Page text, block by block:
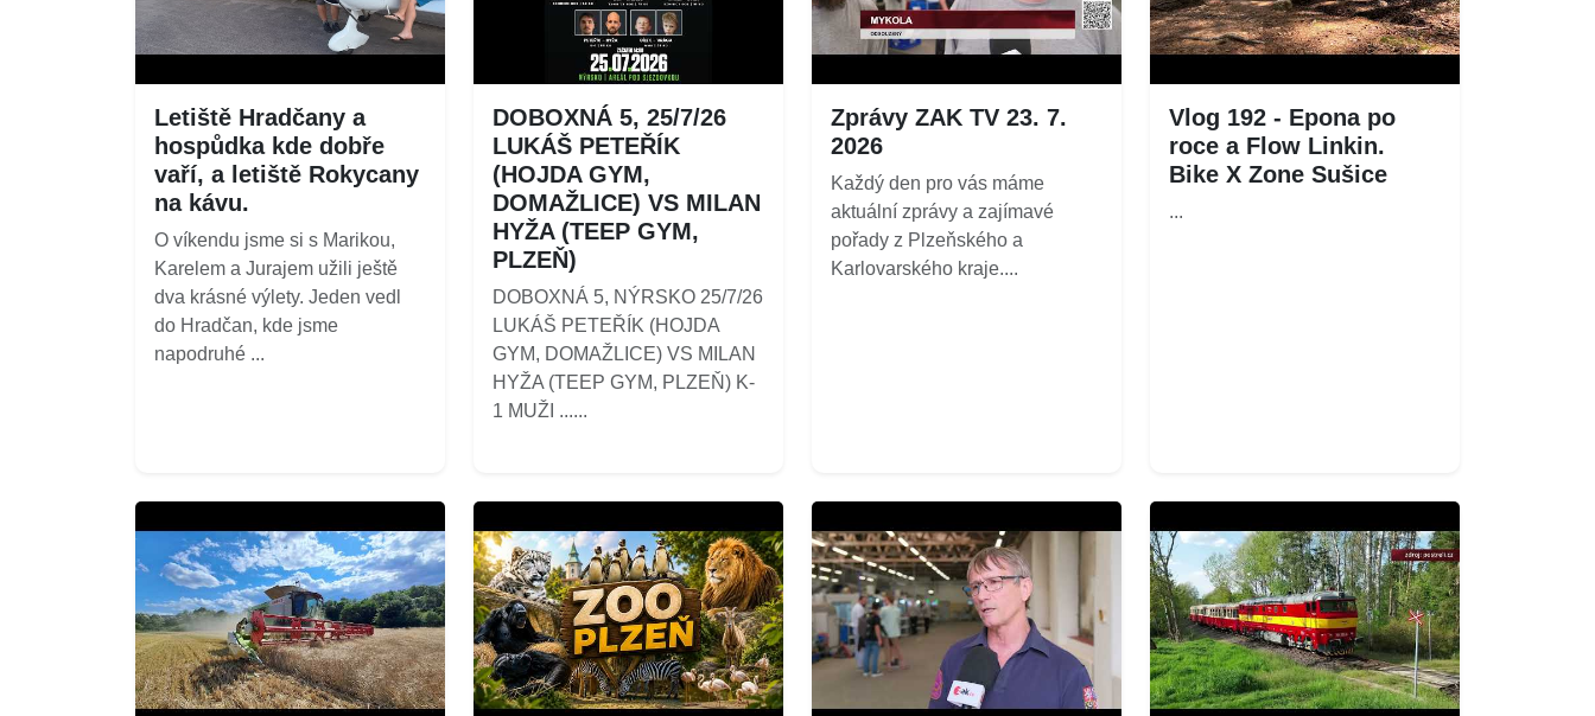
Letiště Hradčany a
hospůdka kde dobře
vaří, a letiště Rokycany
na kávu.
O víkendu jsme si s Marikou,
Karelem a Jurajem užili ještě
dva krásné výlety. Jeden vedl
do Hradčan, kde jsme
napodruhé ...
DOBOXNÁ 5, 25/7/26
LUKÁŠ PETEŘÍK
(HOJDA GYM,
DOMAŽLICE) VS MILAN
HYŽA (TEEP GYM,
PLZEŇ)
DOBOXNÁ 5, NÝRSKO 25/7/26
LUKÁŠ PETEŘÍK (HOJDA
GYM, DOMAŽLICE) VS MILAN
HYŽA (TEEP GYM, PLZEŇ) K-
1 MUŽI ......
Zprávy ZAK TV 23. 7.
2026
Každý den pro vás máme
aktuální zprávy a zajímavé
pořady z Plzeňského a
Karlovarského kraje....
Vlog 192 - Epona po
roce a Flow Linkin.
Bike X Zone Sušice
...